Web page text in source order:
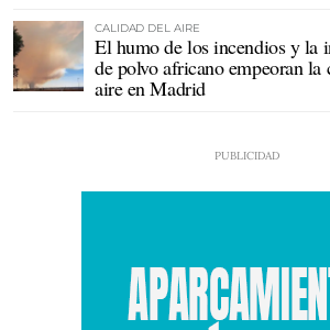
CALIDAD DEL AIRE
El humo de los incendios y la
de polvo africano empeoran la
aire en Madrid